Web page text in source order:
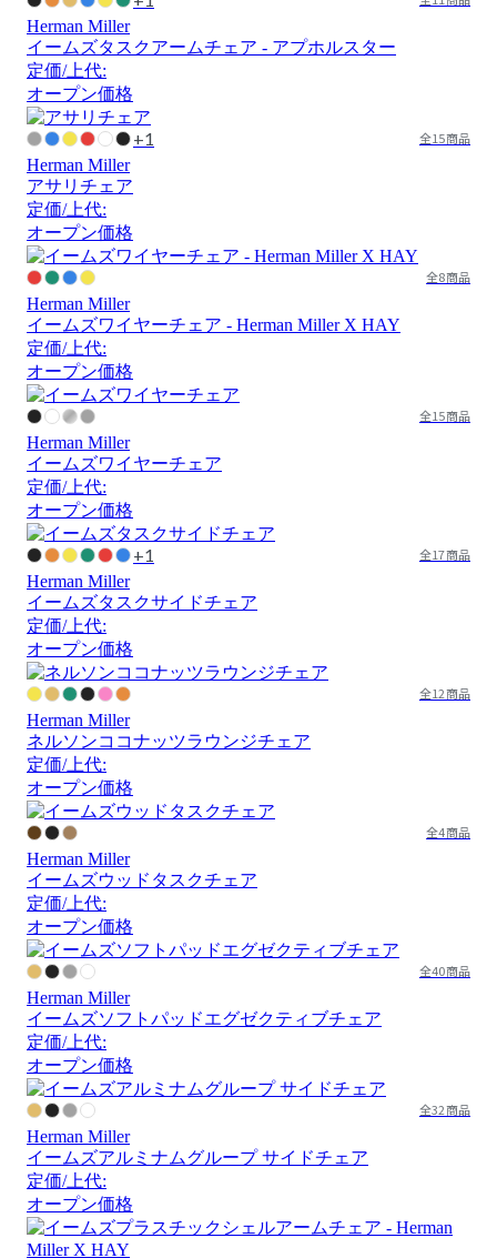
Herman Miller
イームズタスクアームチェア - アプホルスター
定価/上代:
オープン価格
+1 全15商品
Herman Miller
アサリチェア
定価/上代:
オープン価格
全8商品
Herman Miller
イームズワイヤーチェア - Herman Miller X HAY
定価/上代:
オープン価格
全15商品
Herman Miller
イームズワイヤーチェア
定価/上代:
オープン価格
+1 全17商品
Herman Miller
イームズタスクサイドチェア
定価/上代:
オープン価格
全12商品
Herman Miller
ネルソンココナッツラウンジチェア
定価/上代:
オープン価格
全4商品
Herman Miller
イームズウッドタスクチェア
定価/上代:
オープン価格
全40商品
Herman Miller
イームズソフトパッドエグゼクティブチェア
定価/上代:
オープン価格
全32商品
Herman Miller
イームズアルミナムグループ サイドチェア
定価/上代:
オープン価格